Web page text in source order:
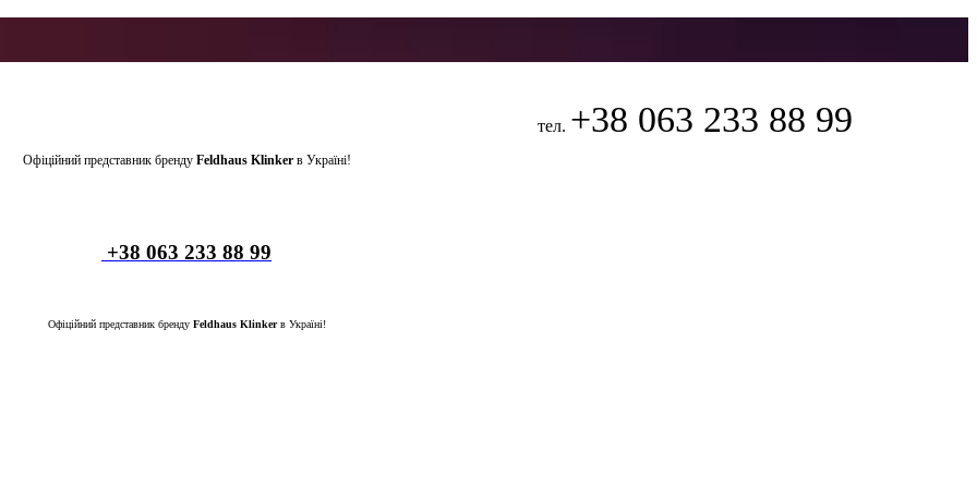
Офіційний представник бренду Feldhaus Klinkerв Україні!
тел. +38 063 233 88 99
+38 063 233 88 99
Офіційний представник бренду Feldhaus Klinkerв Україні!